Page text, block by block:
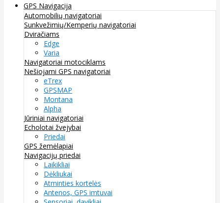
GPS Navigacija
Automobilių navigatoriai
Sunkvežimių/Kemperių navigatoriai
Dviračiams
Edge
Varia
Navigatoriai motociklams
Nešiojami GPS navigatoriai
eTrex
GPSMAP
Montana
Alpha
Jūriniai navigatoriai
Echolotai žvejybai
Priedai
GPS žemėlapiai
Navigacijų priedai
Laikikliai
Dėkliukai
Atminties kortelės
Antenos, GPS imtuvai